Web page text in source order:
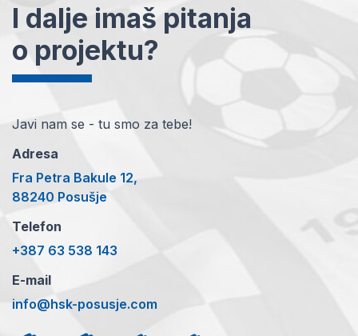
I dalje imaš pitanja
o projektu?
Javi nam se - tu smo za tebe!
Adresa
Fra Petra Bakule 12,
88240 Posušje
Telefon
+387 63 538 143
E-mail
info@hsk-posusje.com